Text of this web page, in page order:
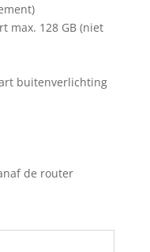
max. 128 GB (niet
buitenverlichting
de router